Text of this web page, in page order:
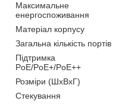
Максимальне
енергоспоживання
Матеріал корпусу
Загальна кількість портів
Підтримка
PoE/PoE+/PoE++
Розміри (ШхВхГ)
Стекування